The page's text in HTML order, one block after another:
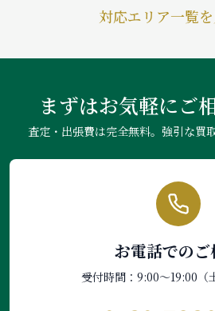
対応エリア一覧
まずはお気軽にご
査定・出張費は完全無料。強引な買
お電話でのご
受付時間：9:00〜19:00（